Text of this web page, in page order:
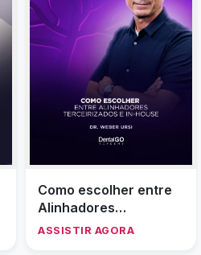
Como escolher entre
Alinhadores
Terceirizados e In-
ASSISTIR AGORA